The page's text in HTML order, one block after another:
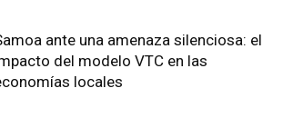
ante una amenaza silenciosa: el
del modelo VTC en las
locales